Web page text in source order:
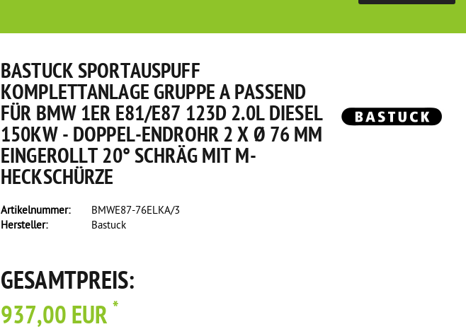
BASTUCK SPORTAUSPUFF
KOMPLETTANLAGE GRUPPE A PASSEND
FÜR BMW 1ER E81/E87 123D 2.0L DIESEL
150KW - DOPPEL-ENDROHR 2 X Ø 76 MM
EINGEROLLT 20° SCHRÄG MIT M-
HECKSCHÜRZE
Artikelnummer:
BMWE87-76ELKA/3
Hersteller:
Bastuck
GESAMTPREIS:
937,00 EUR *